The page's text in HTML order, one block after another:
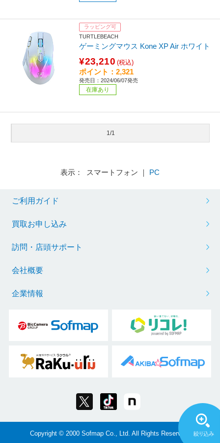
ラッピング可
TURTLEBEACH
ゲーミングマウス Kone XP Air ホワイト
¥23,210 (税込)
ポイント：2,321
発売日：2024/06/07発売
在庫あり
1/1
表示： スマートフォン ｜ PC
ご利用ガイド
買取お申し込み
訪問・店頭サポート
会社概要
企業情報
Copyright © 2000 Sofmap Co., Ltd. All Rights Reserved.